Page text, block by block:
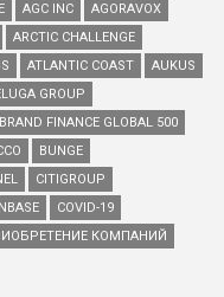
AGC INC
AGORAVOX
ARCTIC CHALLENGE
ATLANTIC COAST
AUKUS
GROUP
BRAND FINANCE GLOBAL 500
BUNGE
CITIGROUP
COVID-19
КОМПАНИЙ